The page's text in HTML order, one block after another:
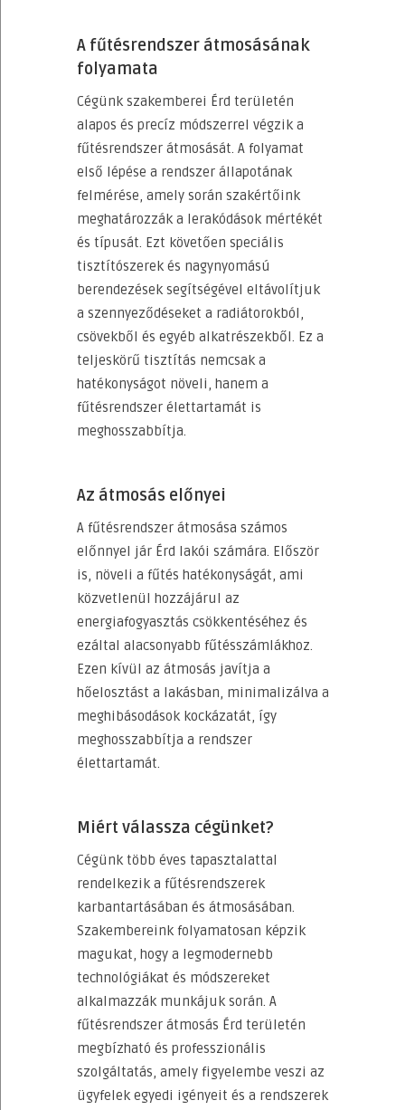
A fűtésrendszer átmosásának
folyamata
Cégünk szakemberei Érd területén
alapos és precíz módszerrel végzik a
fűtésrendszer átmosását. A folyamat
első lépése a rendszer állapotának
felmérése, amely során szakértőink
meghatározzák a lerakódások mértékét
és típusát. Ezt követően speciális
tisztítószerek és nagynyomású
berendezések segítségével eltávolítjuk
a szennyeződéseket a radiátorokból,
csövekből és egyéb alkatrészekből. Ez a
teljeskörű tisztítás nemcsak a
hatékonyságot növeli, hanem a
fűtésrendszer élettartamát is
meghosszabbítja.
Az átmosás előnyei
A fűtésrendszer átmosása számos
előnnyel jár Érd lakói számára. Először
is, növeli a fűtés hatékonyságát, ami
közvetlenül hozzájárul az
energiafogyasztás csökkentéséhez és
ezáltal alacsonyabb fűtésszámlákhoz.
Ezen kívül az átmosás javítja a
hőelosztást a lakásban, minimalizálva a
meghibásodások kockázatát, így
meghosszabbítja a rendszer
élettartamát.
Miért válassza cégünket?
Cégünk több éves tapasztalattal
rendelkezik a fűtésrendszerek
karbantartásában és átmosásában.
Szakembereink folyamatosan képzik
magukat, hogy a legmodernebb
technológiákat és módszereket
alkalmazzák munkájuk során. A
fűtésrendszer átmosás Érd területén
megbízható és professzionális
szolgáltatás, amely figyelembe veszi az
ügyfelek egyedi igényeit és a rendszerek